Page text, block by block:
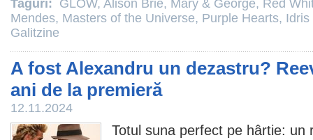
Taguri: GLOW, Alison Brie, Mary & George, Red
Mendes, Masters of the Universe, Purple Hearts, Idris
Galitzine
A fost Alexandru un dezastru?
ani de la premieră
12.11.2024
Totul suna perfect pe hârtie: un